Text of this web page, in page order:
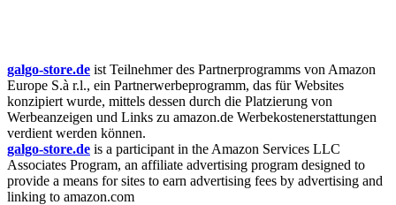
galgo-store.de ist Teilnehmer des Partnerprogramms von Amazon
Europe S.à r.l., ein Partnerwerbeprogramm, das für Websites
konzipiert wurde, mittels dessen durch die Platzierung von
Werbeanzeigen und Links zu amazon.de Werbekostenerstattungen
verdient werden können.
galgo-store.de is a participant in the Amazon Services LLC
Associates Program, an affiliate advertising program designed to
provide a means for sites to earn advertising fees by advertising and
linking to amazon.com